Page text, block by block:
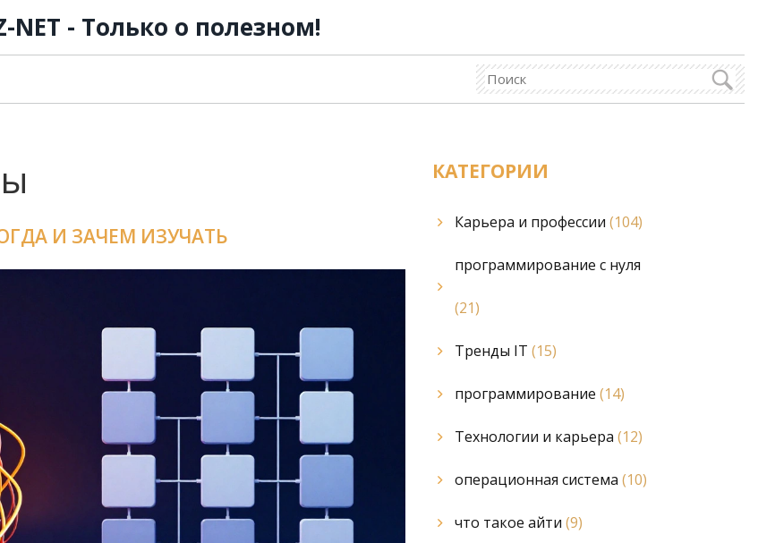
NET - Только о полезном!
И ЗАЧЕМ ИЗУЧАТЬ
КАТЕГОРИИ
Карьера и профессии (104)
программирование с нуля
(21)
Тренды IT (15)
программирование (14)
Технологии и карьера (12)
операционная система (10)
что такое айти (9)